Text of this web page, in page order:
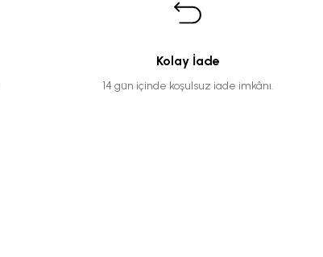
Kolay İade
14 gün içinde koşulsuz iade imkânı.